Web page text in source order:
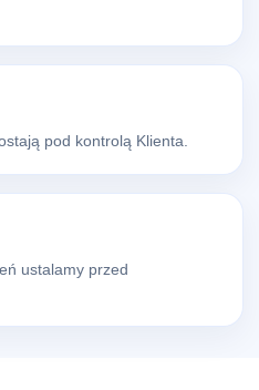
pod kontrolą Klienta.
ustalamy przed